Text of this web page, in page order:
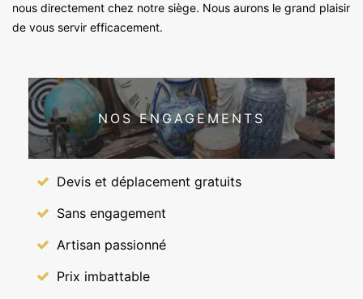
nous directement chez notre siège. Nous aurons le grand plaisir
de vous servir efficacement.
NOS ENGAGEMENTS
Devis et déplacement gratuits
Sans engagement
Artisan passionné
Prix imbattable